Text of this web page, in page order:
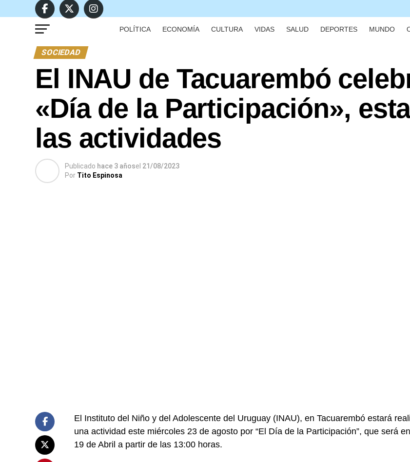
POLÍTICA ECONOMÍA CULTURA VIDAS SALUD DEPORTES MUNDO
SOCIEDAD
El INAU de Tacuarembó
«Día de la Participación»,
las actividades
Publicado hace 3 añosel 21/08/2023
Por Tito Espinosa
El Instituto del Niño y del Adolescente del Uruguay (INAU), en Tacuarembó estará
una actividad este miércoles 23 de agosto por “El Día de la Participación”, que será
19 de Abril a partir de las 13:00 horas.